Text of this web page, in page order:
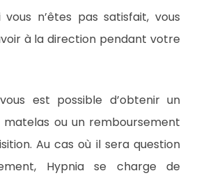
n’êtes pas satisfait, vous
à la direction pendant votre
est possible d’obtenir un
ou un remboursement
Au cas où il sera question
Hypnia se charge de